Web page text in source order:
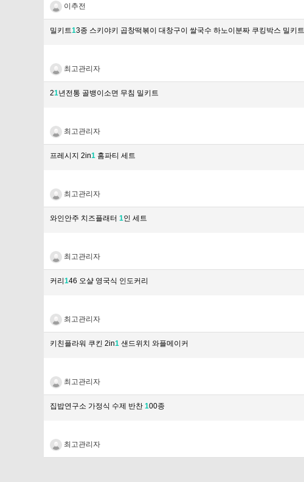
이추전
밀키트13종 스키야키 곱창떡볶이 대창구이 쌀국수 하노이분짜 쿠킹박스 밀키트
최고관리자
21년전통 골뱅이소면 무침 밀키트
최고관리자
프레시지 2in1 홈파티 세트
최고관리자
와인안주 치즈플래터 1인 세트
최고관리자
커리146 오샬 영국식 인도커리
최고관리자
키친플라워 쿠킨 2in1 샌드위치 와플메이커
최고관리자
집밥연구소 가정식 수제 반찬 100종
최고관리자